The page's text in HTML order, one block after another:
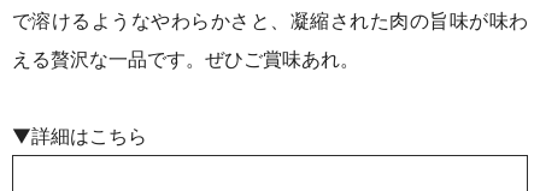
で溶けるようなやわらかさと、凝縮された肉の旨味が味わ
える贅沢な一品です。ぜひご賞味あれ。
▼詳細はこちら